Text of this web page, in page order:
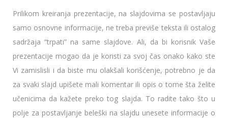
Prilikom kreiranja prezentacije, na slajdovima se postavljaju
samo osnovne informacije, ne treba previše teksta ili ostalog
sadržaja “trpati” na same slajdove. Ali, da bi korisnik Vaše
prezentacije mogao da je koristi za svoj čas onako kako ste
Vi zamislisli i da biste mu olakšali korišćenje, potrebno je da
za svaki slajd upišete mali komentar ili opis o tome šta želite
učenicima da kažete preko tog slajda. To radite tako što u
polje za postavljanje beleški na slajdu unesete informacije o